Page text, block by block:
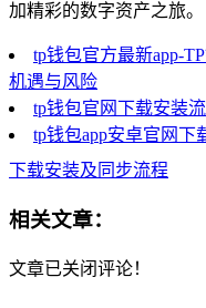
加精彩的数字资产之旅。
tp钱包官方最新app-
机遇与风险
tp钱包官网下载安装
tp钱包app安卓官网下
下载安装及同步流程
相关文章：
文章已关闭评论！